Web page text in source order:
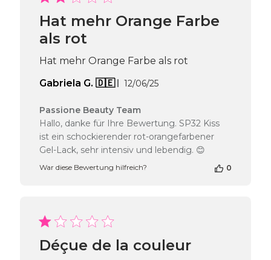
am
16
Hat mehr Orange Farbe
als rot
Hat mehr Orange Farbe als rot
Gabriela G. 🇩🇪
Veröffentlichungsdatum
12/06/25
Kommentare
des
Shop-
Inhabers
zur
Bewertung
Apr
Passione Beauty Team
Hallo, danke für Ihre Bewertung. SP32 Kiss
ist ein schockierender rot-orangefarbener
Gel-Lack, sehr intensiv und lebendig. 😊
War diese Bewertung hilfreich? 0
Déçue de la couleur